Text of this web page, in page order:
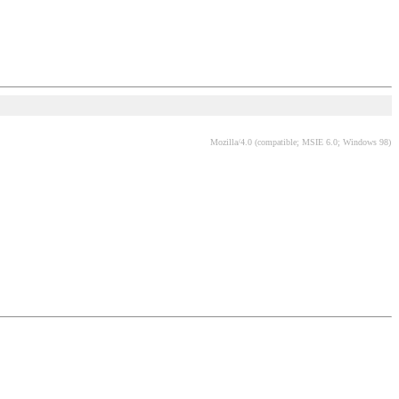
Mozilla/4.0 (compatible; MSIE 6.0; Windows 98)